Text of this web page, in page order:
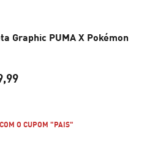
Graphic PUMA X Pokémon
O CUPOM "PAIS"